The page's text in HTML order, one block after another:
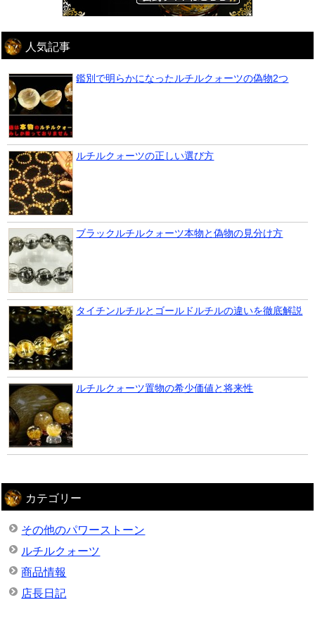
人気記事
鑑別で明らかになったルチルクォーツの偽物2つ
ルチルクォーツの正しい選び方
ブラックルチルクォーツ本物と偽物の見分け方
タイチンルチルとゴールドルチルの違いを徹底解説
ルチルクォーツ置物の希少価値と将来性
カテゴリー
その他のパワーストーン
ルチルクォーツ
商品情報
店長日記